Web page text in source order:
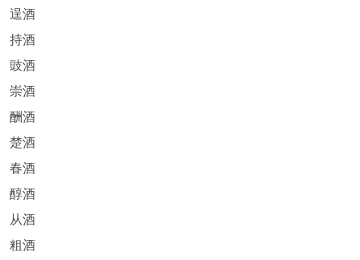
逞酒
持酒
豉酒
崇酒
酬酒
楚酒
春酒
醇酒
从酒
粗酒